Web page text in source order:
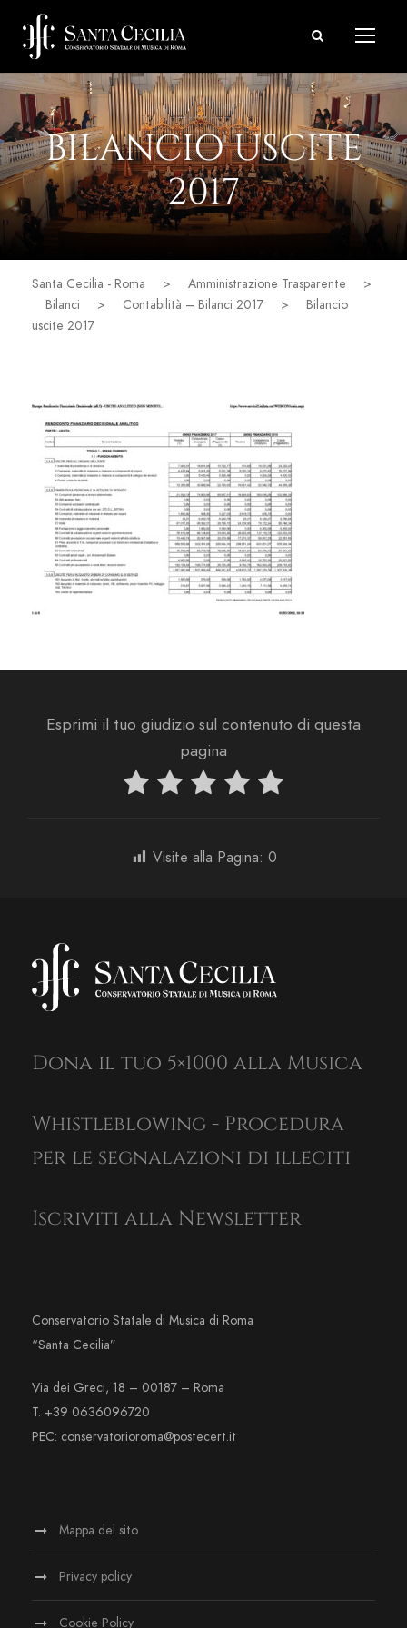
BILANCIO USCITE
2017
Santa Cecilia - Roma > Amministrazione Trasparente
>
Bilanci
> Contabilità – Bilanci 2017 >
Bilancio
uscite 2017
Esprimi il tuo giudizio sul contenuto di questa
pagina
Visite alla Pagina: 0
Dona il tuo 5×1000 alla Musica
Whistleblowing - Procedura
per le segnalazioni di illeciti
Iscriviti alla Newsletter
Conservatorio Statale di Musica di Roma
“Santa Cecilia”
Via dei Greci, 18 – 00187 – Roma
T. +39 0636096720
PEC: conservatorioroma@postecert.it
Mappa del sito
Privacy policy
Cookie Policy